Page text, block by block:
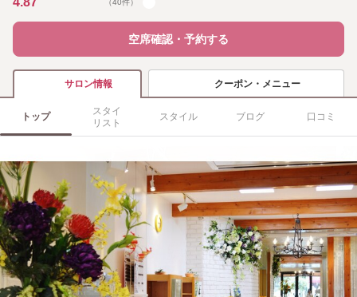
（40件）
空席確認・予約する
サロン情報 クーポン・メニュー
トップ
スタイ
リスト
スタイル ブログ 口コミ